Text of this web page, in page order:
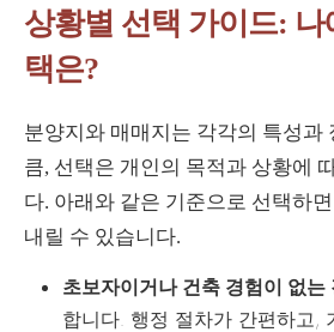
상황별 선택 가이드: 나
택은?
분양지와 매매지는 각각의 특성과
큼, 선택은 개인의 목적과 상황에
다. 아래와 같은 기준으로 선택하
내릴 수 있습니다.
초보자이거나 건축 경험이 없는
합니다. 행정 절차가 간편하고,